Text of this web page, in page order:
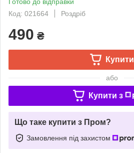
Код: 021664
Роздріб
490 ₴
Купити
або
Купити з
Що таке купити з Пром?
Замовлення під захистом